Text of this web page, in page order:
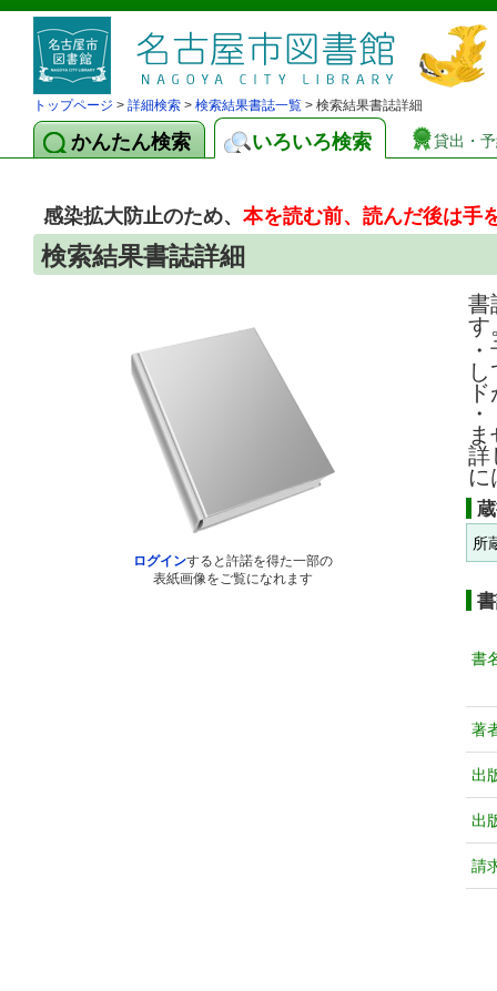
トップページ > 詳細検索 > 検索結果書誌一覧 > 検索結果書誌詳細
かんたん検索 いろいろ検索 貸出・
感染拡大防止のため、本を読む前、読んだ後は手
検索結果書誌詳細
ログインすると許諾を得た一部の
表紙画像をご覧になれます
書
す
詳
に
所
書
著
出
出
請